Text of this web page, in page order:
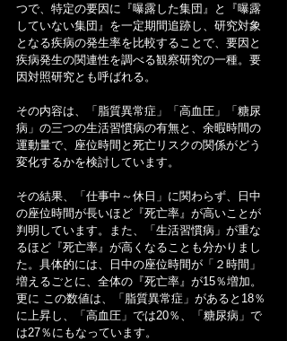
つで、特定の要因に『曝露した集団』と『曝露
していない集団』を一定期間追跡し、研究対象
となる疾病の発生率を比較することで、要因と
疾病発生の関連性を調べる観察研究の一種。要
因対照研究とも呼ばれる。
その内容は、「脂質異常症」「高血圧」「糖尿
病」の三つの生活習慣病の有無と、余暇時間の
運動量で、座位時間と死亡リスクの関係がどう
変化するかを検討しています。
その結果、「仕事中～休日」に関わらず、日中
の座位時間が長いほど『死亡率』が高いことが
判明しています。また、「生活習慣病」が重な
るほど『死亡率』が高くなることも分かりまし
た。具体的には、日中の座位時間が「２時間」
増えるごとに、全体の『死亡率』が15％増加。
更に この数値は、「脂質異常症」があると18％
に上昇し、「高血圧」では20％、「糖尿病」で
は27％にもなっています。